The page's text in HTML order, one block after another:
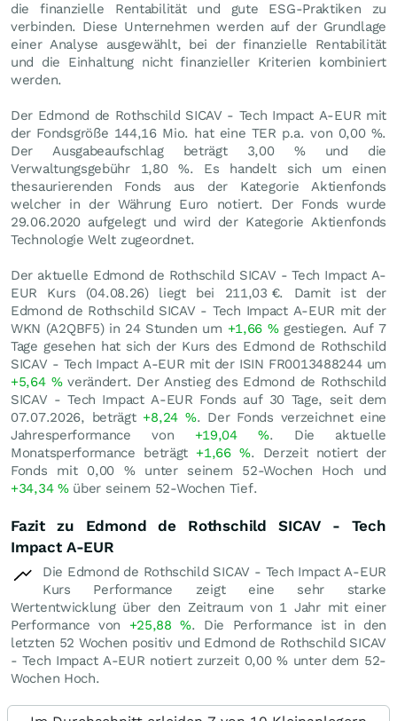
die finanzielle Rentabilität und gute ESG-Praktiken zu
verbinden. Diese Unternehmen werden auf der Grundlage
einer Analyse ausgewählt, bei der finanzielle Rentabilität
und die Einhaltung nicht finanzieller Kriterien kombiniert
werden.
Der Edmond de Rothschild SICAV - Tech Impact A-EUR mit
der Fondsgröße 144,16 Mio. hat eine TER p.a. von 0,00 %.
Der Ausgabeaufschlag beträgt 3,00 % und die
Verwaltungsgebühr 1,80 %. Es handelt sich um einen
thesaurierenden Fonds aus der Kategorie Aktienfonds
welcher in der Währung Euro notiert. Der Fonds wurde
29.06.2020 aufgelegt und wird der Kategorie Aktienfonds
Technologie Welt zugeordnet.
Der aktuelle Edmond de Rothschild SICAV - Tech Impact A-
EUR Kurs (04.08.26) liegt bei 211,03 €. Damit ist der
Edmond de Rothschild SICAV - Tech Impact A-EUR mit der
WKN (A2QBF5) in 24 Stunden um +1,66 %gestiegen. Auf 7
Tage gesehen hat sich der Kurs des Edmond de Rothschild
SICAV - Tech Impact A-EUR mit der ISIN FR0013488244 um
+5,64 %verändert. Der Anstieg des Edmond de Rothschild
SICAV - Tech Impact A-EUR Fonds auf 30 Tage, seit dem
07.07.2026, beträgt +8,24 %. Der Fonds verzeichnet eine
Jahresperformance von +19,04%. Die aktuelle
Monatsperformance beträgt +1,66 %. Derzeit notiert der
Fonds mit 0,00 %unter seinem 52-Wochen Hoch und
+34,34 %über seinem 52-Wochen Tief.
Fazit zu Edmond de Rothschild SICAV - Tech
Impact A-EUR
Die Edmond de Rothschild SICAV - Tech Impact A-EUR
Kurs Performance zeigt eine sehr starke
Wertentwicklung über den Zeitraum von 1 Jahr mit einer
Performance von +25,88%. Die Performance ist in den
letzten 52 Wochen positiv und Edmond de Rothschild SICAV
- Tech Impact A-EUR notiert zurzeit 0,00%unter dem 52-
Wochen Hoch.